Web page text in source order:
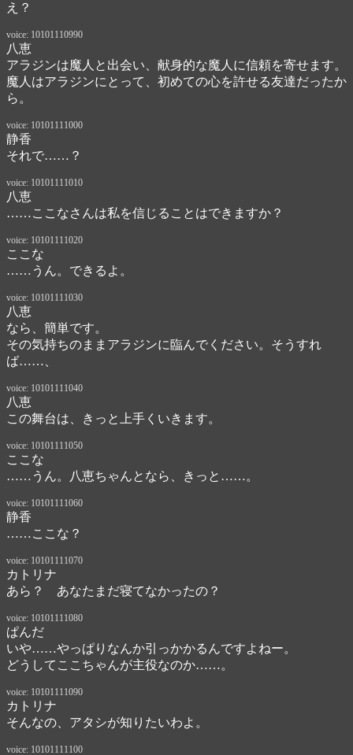
え？
voice: 10101110990
八恵
アラジンは魔人と出会い、献身的な魔人に信頼を寄せます。
魔人はアラジンにとって、初めての心を許せる友達だったか
ら。
voice: 10101111000
静香
それで……？
voice: 10101111010
八恵
……ここなさんは私を信じることはできますか？
voice: 10101111020
ここな
……うん。できるよ。
voice: 10101111030
八恵
なら、簡単です。
その気持ちのままアラジンに臨んでください。そうすれ
ば……、
voice: 10101111040
八恵
この舞台は、きっと上手くいきます。
voice: 10101111050
ここな
……うん。八恵ちゃんとなら、きっと……。
voice: 10101111060
静香
……ここな？
voice: 10101111070
カトリナ
あら？　あなたまだ寝てなかったの？
voice: 10101111080
ぱんだ
いや……やっぱりなんか引っかかるんですよねー。
どうしてここちゃんが主役なのか……。
voice: 10101111090
カトリナ
そんなの、アタシが知りたいわよ。
voice: 10101111100